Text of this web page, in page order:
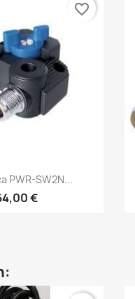
rápida
PWR-SW2N...
€
favorite_border